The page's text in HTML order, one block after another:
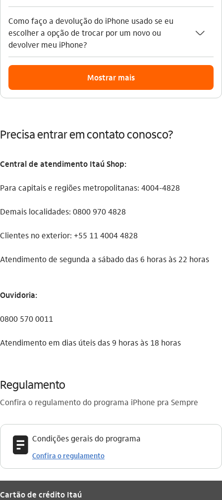
Como faço a devolução do iPhone usado se eu
escolher a opção de trocar por um novo ou
devolver meu iPhone?
seta_baixo
Mostrar mais
Precisa entrar em contato conosco?
Central de atendimento Itaú Shop:
Para capitais e regiões metropolitanas: 4004-4828
Demais localidades: 0800 970 4828
Clientes no exterior: +55 11 4004 4828
Atendimento de segunda a sábado das 6 horas às 22 horas
Ouvidoria:
0800 570 0011
Atendimento em dias úteis das 9 horas às 18 horas
Regulamento
Confira o regulamento do programa iPhone pra Sempre
documento Condições gerais do programa
Confira o regulamento
Cartão de crédito Itaú